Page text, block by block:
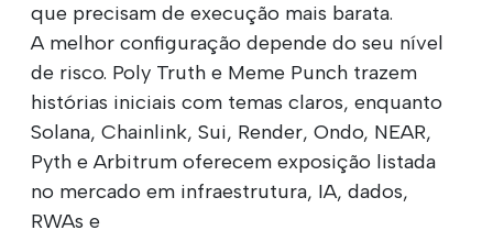
que precisam de execução mais barata.
A melhor configuração depende do seu nível
de risco. Poly Truth e Meme Punch trazem
histórias iniciais com temas claros, enquanto
Solana, Chainlink, Sui, Render, Ondo, NEAR,
Pyth e Arbitrum oferecem exposição listada
no mercado em infraestrutura, IA, dados,
RWAs e